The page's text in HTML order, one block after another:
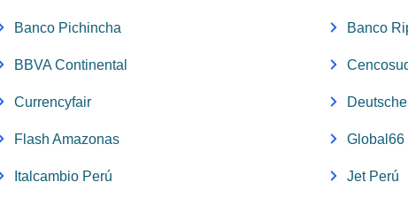
Banco Pichincha Banco
BBVA Continental
Currencyfair
Flash Amazonas Global66
Italcambio Perú Jet Perú